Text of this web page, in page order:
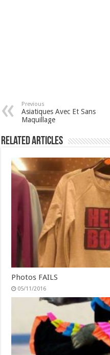
Previous
Asiatiques Avec Et Sans
Maquillage
Related Articles
Photos FAILS
05/11/2016